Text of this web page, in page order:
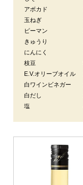
アボカド
玉ねぎ
ピーマン
きゅうり
にんにく
枝豆
E.V.オリーブオイル
白ワインビネガー
白だし
塩